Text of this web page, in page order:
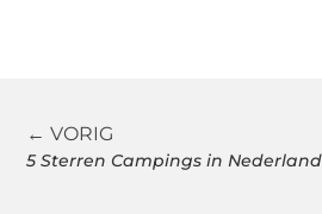
← VORIG
5 Sterren Campings in